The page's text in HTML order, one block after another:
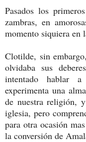
Pasados los
zambras, en
momento siquiera en
Clotilde, sin
olvidaba sus
intentado hablar
experimenta una
de nuestra religión,
iglesia, pero
para otra ocasión
la conversión de